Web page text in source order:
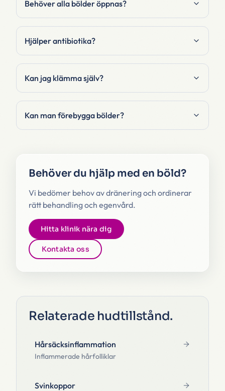
Behöver alla bölder öppnas?
Hjälper antibiotika?
Kan jag klämma själv?
Kan man förebygga bölder?
Behöver du hjälp med en böld?
Vi bedömer behov av dränering och ordinerar
rätt behandling och egenvård.
Hitta klinik nära dig
Kontakta oss
Relaterade hudtillstånd.
Hårsäcksinflammation
Inflammerade hårfolliklar
Svinkoppor